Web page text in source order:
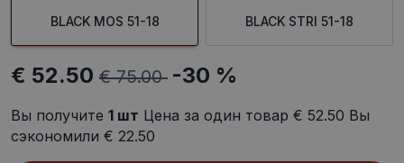
BLACK MOS 51-18 BLACK STRI 51-18
€ 52.50 € 75.00 -30 %
Вы получите 1 шт Цена за один товар € 52.50 Вы
сэкономили € 22.50